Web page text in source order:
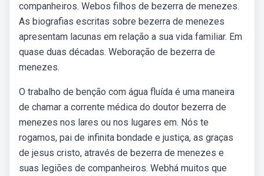
companheiros. Webos filhos de bezerra de menezes.
As biografias escritas sobre bezerra de menezes
apresentam lacunas em relação a sua vida familiar. Em
quase duas décadas. Weboração de bezerra de
menezes.
O trabalho de benção com água fluída é uma maneira
de chamar a corrente médica do doutor bezerra de
menezes nos lares ou nos lugares em. Nós te
rogamos, pai de infinita bondade e justiça, as graças
de jesus cristo, através de bezerra de menezes e
suas legiões de companheiros. Webhá muitos que